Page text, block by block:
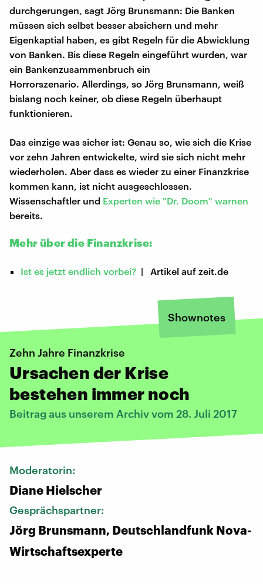
durchgerungen, sagt Jörg Brunsmann: Die Banken
müssen sich selbst besser absichern und mehr
Eigenkaptial haben, es gibt Regeln für die Abwicklung
von Banken. Bis diese Regeln eingeführt wurden, war
ein Bankenzusammenbruch ein
Horrorszenario. Allerdings, so Jörg Brunsmann, weiß
bislang noch keiner, ob diese Regeln überhaupt
funktionieren.
Das einzige was sicher ist: Genau so, wie sich die Krise
vor zehn Jahren entwickelte, wird sie sich nicht mehr
wiederholen. Aber dass es wieder zu einer Finanzkrise
kommen kann, ist nicht ausgeschlossen.
Wissenschaftler und Experten wie "Dr. Doom" warnen
bereits.
Mehr über die Finanzkrise:
Ist es jetzt endlich vorbei? | Artikel auf zeit.de
Shownotes
Zehn Jahre Finanzkrise
Ursachen der Krise
bestehen immer noch
Beitrag aus unserem Archiv vom 28. Juli 2017
Moderatorin:
Diane Hielscher
Gesprächspartner:
Jörg Brunsmann, Deutschlandfunk Nova-
Wirtschaftsexperte